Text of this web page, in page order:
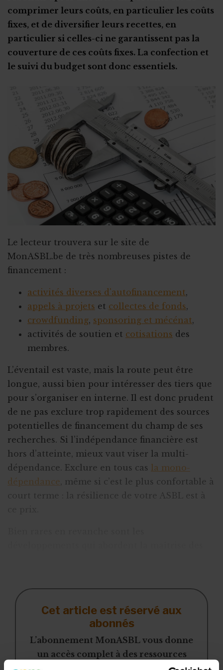
comprimer leurs coûts, en particulier les coûts
fixes, et de diversifier leurs recettes, en
particulier si celles-ci ne garantissent pas la
couverture de ces coûts fixes. La confection et
le suivi du budget sont donc essentiels.
Le lecteur trouvera sur le site de
MonASBL.be de très nombreuses pistes de
financement :
activités diverses d'autofinancement,
appels à projets et collectes de fonds,
crowdfunding, sponsoring et mécénat,
activités de soutien et cotisations des
membres.
L’éventail est vaste, mais la route peut être
longue, aussi bien pour intéresser des tiers que
pour s’organiser en interne. Il est donc prudent
de ne pas exclure trop rapidement des sources
potentielles de financement du champ de ses
recherches. Si l’indépendance financière est
hors d’atteinte, mieux vaut viser la multi-
dépendance. Exclure en tous cas la mono-
dépendance , même si c’est le plus confortable à
court terme : la résilience de votre ASBL est à
Cet article est réservé aux
abonnés
L’abonnement MonASBL vous donne
un accès complet à des ressources
pratiques et à une expertise actualisée